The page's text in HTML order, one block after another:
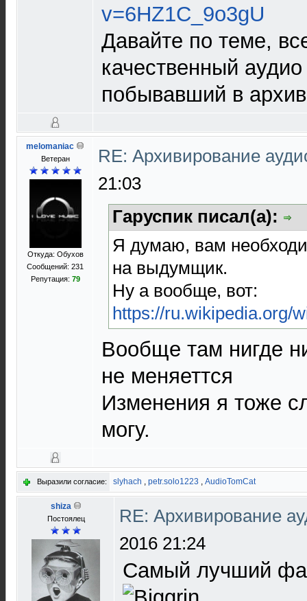
v=6HZ1C_9o3gU
Давайте по теме,
качественный
побывавший в
melomaniac
Ветеран
Откуда: Обухов
Сообщений: 231
Репутация: 79
RE: Архивирование
21:03
Гаруспик писал(а):
Я думаю, вам
на выдумщик.
Ну а вообще, вот:
https://ru.wikipedia.org/
Вообще там нигде
не меняеттся
Изменения я тоже
могу.
Выразили согласие: slyhach , petr.solo1223 , AudioTomCat
shiza
Постоялец
RE: Архивирование
2016 21:24
Самый лучший